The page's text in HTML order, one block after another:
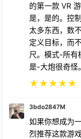
的第一款 VR
是，是的。控
太多东西，数
定义目标，而
尺。模式-所有
是-大炮很奇怪
★★★★★
3bdo2847M
如果你想成为
烈推荐这款游